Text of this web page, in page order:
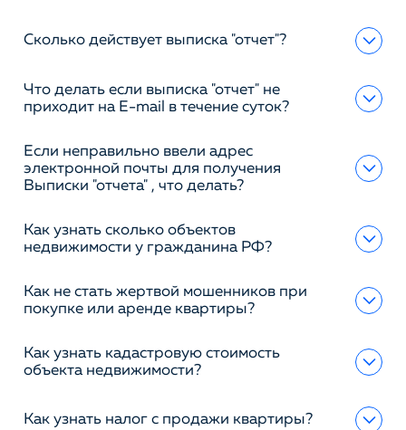
Сколько действует выписка "отчет"?
Что делать если выписка "отчет" не
приходит на E-mail в течение суток?
Если неправильно ввели адрес
электронной почты для получения
Выписки "отчета" , что делать?
Как узнать сколько объектов
недвижимости у гражданина РФ?
Как не стать жертвой мошенников при
покупке или аренде квартиры?
Как узнать кадастровую стоимость
объекта недвижимости?
Как узнать налог с продажи квартиры?